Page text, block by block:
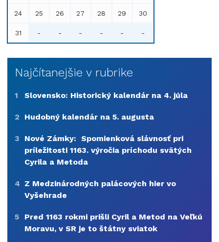
24 25 26 27 28 29 30
31 - - - - - -
Najčítanejšie v rubrike
1 Slovensko: Historický kalendár na 4. júla
2 Hudobný kalendár na 5. augusta
3
Nové Zámky: Spomienková slávnosť pri
príležitosti 1163. výročia príchodu svätých
Cyrila a Metoda
4 Z Medzinárodných palácových hier vo
Vyšehrade
5
Pred 1163 rokmi prišli Cyril a Metod na Veľkú
Moravu, v SR je to štátny sviatok